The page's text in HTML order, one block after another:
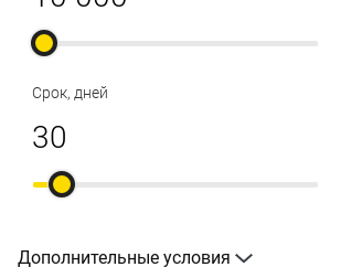
Срок, дней
Дополнительные условия